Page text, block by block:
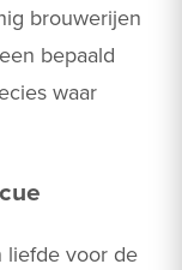
brouwerijen
bepaald
waar
liefde voor de